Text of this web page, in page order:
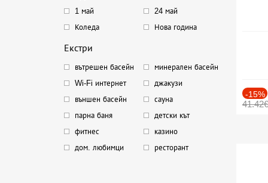
1 май
24 май
Коледа
Нова година
Екстри
вътрешен басейн
минерален басейн
Wi-Fi интернет
джакузи
външен басейн
сауна
парна баня
детски кът
фитнес
казино
дом. любимци
ресторант
-15%
41.42€